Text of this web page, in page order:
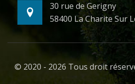
30 rue de Gerigny
58400 La Charite Sur
© 2020 - 2026 Tous droit